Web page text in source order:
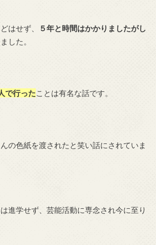
はせず、
５年と時間はかかりましたがし
ました。
で行ったことは有名な話です。
の色紙を渡されたと笑い話にされていま
進学せず、芸能活動に専念され今に至り